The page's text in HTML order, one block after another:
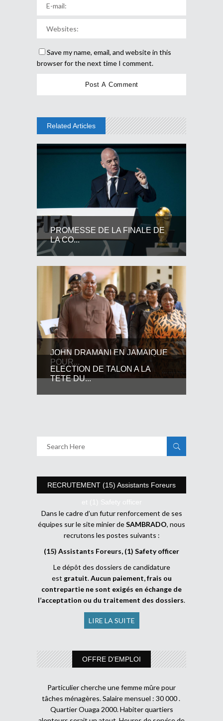
Save my name, email, and website in this
browser for the next time I comment.
Related Articles
PROMESSE DE LA FINALE DE
LA CO...
JOHN DRAMANI EN JAMAIQUE
POUR...
ELECTION DE TALON A LA
TETE DU...
RECRUTEMENT (15) Assistants Foreurs
et (1) Safety officer
Dans le cadre d’un futur renforcement de ses
équipes sur le site minier deSAMBRADO, nous
recrutons les postes suivants :
(15) Assistants Foreurs, (1) Safety officer
Le dépôt des dossiers de candidature
est gratuit.Aucun paiement, frais ou
contrepartie ne sont exigés en échange de
l’acceptation ou du traitement des dossiers.
LIRE LA SUITE
OFFRE D’EMPLOI
Particulier cherche une femme mûre pour
tâches ménagères. Salaire mensuel : 30 000 .
Quartier Ouaga 2000. Habiter quartiers